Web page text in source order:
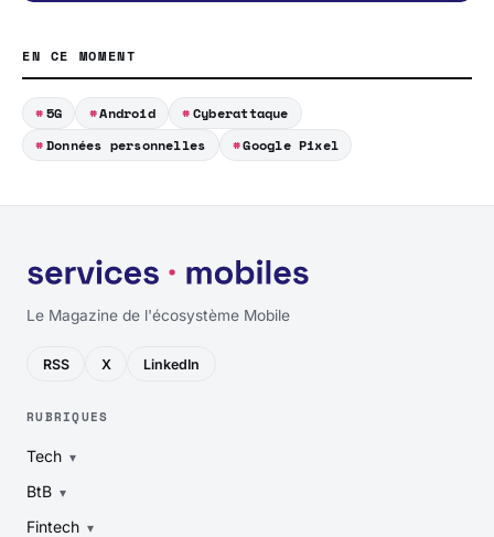
EN CE MOMENT
5G Android
Cyberattaque
Données personnelles
Google Pixel
Le Magazine de l'écosystème Mobile
RSS X LinkedIn
RUBRIQUES
Tech
BtB
Fintech